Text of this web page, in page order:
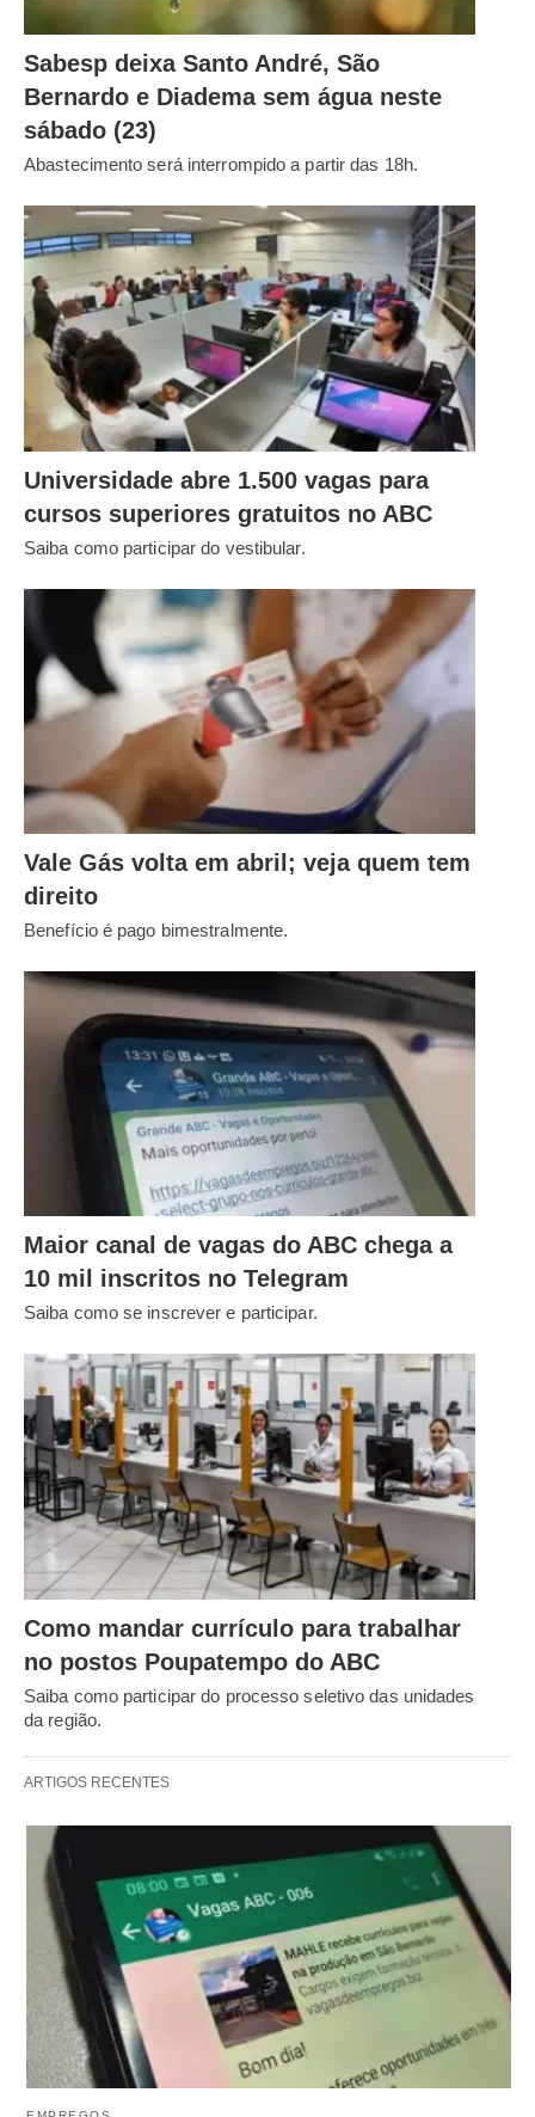
Sabesp deixa Santo André, São
Bernardo e Diadema sem água neste
sábado (23)
Abastecimento será interrompido a partir das 18h.
Universidade abre 1.500 vagas para
cursos superiores gratuitos no ABC
Saiba como participar do vestibular.
Vale Gás volta em abril; veja quem tem
direito
Benefício é pago bimestralmente.
Maior canal de vagas do ABC chega a
10 mil inscritos no Telegram
Saiba como se inscrever e participar.
Como mandar currículo para trabalhar
no postos Poupatempo do ABC
Saiba como participar do processo seletivo das unidades
da região.
ARTIGOS RECENTES